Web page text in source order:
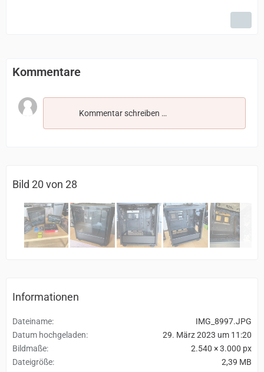
Kommentare
Kommentar schreiben …
Bild 20 von 28
Informationen
Dateiname
IMG_8997.JPG
Datum hochgeladen
29. März 2023 um 11:20
Bildmaße
2.540 × 3.000 px
Dateigröße
2,39 MB